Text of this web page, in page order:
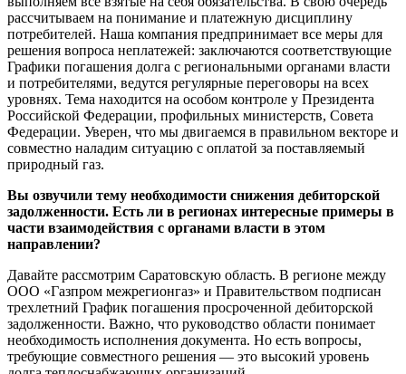
рассчитываем на понимание и платежную дисциплину
потребителей. Наша компания предпринимает все меры для
решения вопроса неплатежей: заключаются соответствующие
Графики погашения долга с региональными органами власти
и потребителями, ведутся регулярные переговоры на всех
уровнях. Тема находится на особом контроле у Президента
Российской Федерации, профильных министерств, Совета
Федерации. Уверен, что мы двигаемся в правильном векторе и
совместно наладим ситуацию с оплатой за поставляемый
природный газ.
Вы озвучили тему необходимости снижения дебиторской
задолженности. Есть ли в регионах интересные примеры в
части взаимодействия с органами власти в этом
направлении?
Давайте рассмотрим Саратовскую область. В регионе между
ООО «Газпром межрегионгаз» и Правительством подписан
трехлетний График погашения просроченной дебиторской
задолженности. Важно, что руководство области понимает
необходимость исполнения документа. Но есть вопросы,
требующие совместного решения — это высокий уровень